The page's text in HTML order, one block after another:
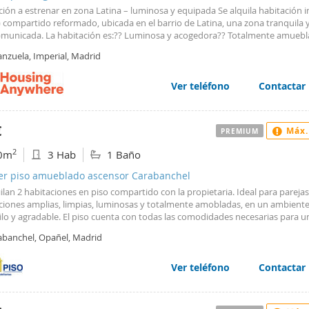
a estrenar en zona Latina – luminosa y equipada Se alquila habitación
compartido reformado, ubicada en el barrio de Latina, una zona tranquila
La habitación es:?? Luminosa y acogedora?? Totalmente
de luz natural El piso cuenta con:? 6 habitaciones en total? 2 baños
Ambiente tranquilo, limpio y ordenado Decoración moderna y estilo
que aporta sensación de amplitud y confort. Ubicación excelente en
servicios cerca: supermercados, transporte, zonas verdes y ocio. Muy bien
* Metro Puerta del Ángel (L6) * Metro Alto de Extremadura (L6) Ideal
o jóvenes profesionales que buscan una habitación cómoda en un
Imperial, Madrid
Ver teléfono Contactar
2 3 Hab 1 Baño
piso amueblado ascensor Carabanchel
2 habitaciones en piso compartido con la propietaria. Ideal para
amplias, limpias, luminosas y totalmente amobladas, en un ambiente
y agradable. El piso cuenta con todas las comodidades necesarias para
amobladas Piso limpio, luminoso y bien cuidado Se aceptan parejas
de entrada: 1 mes de fianza: 600? 1 mes de alquiler: 600? 350? de
Para más información o visitas, contactar por privado. WhatsApp:
Opañel, Madrid
Ver teléfono Contactar
PREMIUM